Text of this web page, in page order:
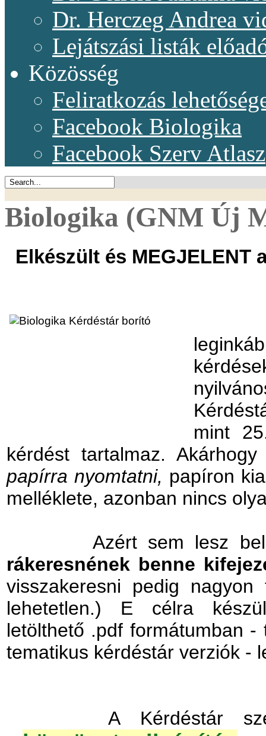
Dr. Herczeg Andrea
Lejátszási listák
Közösség
Feliratkozás
Facebook Biologika
Facebook Szerv Atlasz
Biologika (GNM Új
Elkészült és MEGJELENT
mint
kérdést tartalmaz.
papírra nyomtatni, papíron
melléklete, azonban nincs
Azért sem lesz
rákeresnének benne
visszakeresni pedig
lehetetlen.) E célra
letölthető .pdf formátumban
tematikus kérdéstár verziók -
A Kérdéstár